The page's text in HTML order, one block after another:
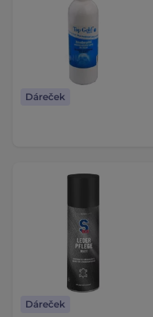
Dáreček
Dáreček